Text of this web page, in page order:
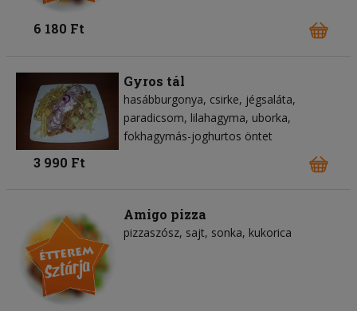
6 180 Ft
Gyros tál
hasábburgonya csirke jégsaláta
paradicsom lilahagyma uborka
fokhagymás-joghurtos öntet
3 990 Ft
Amigo pizza
pizzaszósz sajt sonka kukorica